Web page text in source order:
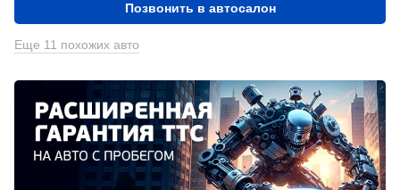
Позвонить в автосалон
Еще 11 похожих авто